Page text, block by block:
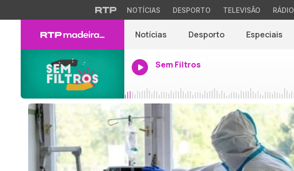
NOTÍCIAS DESPORTO TELEVISÃO RÁDIO
Notícias Desporto Especiais
Sem Filtros